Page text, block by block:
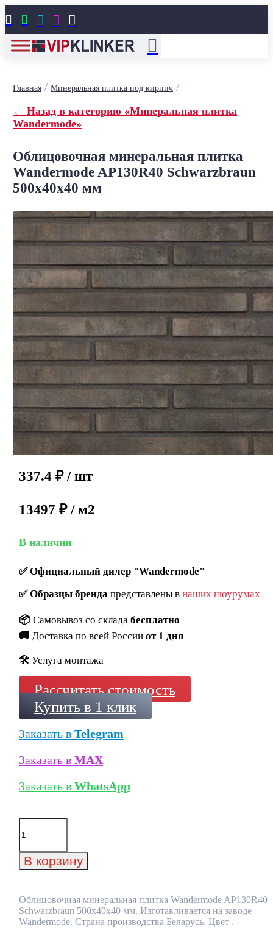
    
Главная/ Минеральная плитка под кирпич/
← Назад в категорию «Минеральная плитка
Wandermode»
Облицовочная минеральная плитка
Wandermode AP130R40 Schwarzbraun
500x40x40 мм
337.4 ₽ / шт
13497 ₽ / м2
В наличии
✅Официальный дилер "Wandermode"
✅Образцы брендапредставлены в наших шоурумах
📦 Самовывоз со склада бесплатно
🚚 Доставка по всей России от 1 дня
🛠️ Услуга монтажа
Рассчитать стоимость
Купить в 1 клик
Заказать в Telegram
Заказать в MAX
Заказать в WhatsApp
Количество
товара
минеральная
плитка
Schwarzbraun
500x40x40
мм
В корзину
Облицовочная минеральная плитка Wandermode AP130R40
Schwarzbraun 500x40x40 мм. Изготавливается на заводе
Wandermode. Страна производства Беларусь. Цвет .